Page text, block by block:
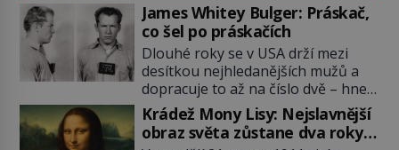
James Whitey Bulger: Práskač,
co šel po práskačích
Dlouhé roky se v USA drží mezi
desítkou nejhledanějších mužů a
dopracuje to až na číslo dvě – hned
po Usámovi bin Ládinovi (1957–
2011). To je James „Whitey“ Bulger
(1929–2018) viněný ze spoluúčasti
Krádež Mony Lisy: Nejslavnější
obraz světa zůstane dva roky